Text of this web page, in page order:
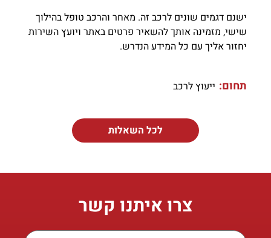
ישנם דגמים שונים לרכב זה. מאחר והרכב טופל בהילוך
שישי, מזמינה אותך להשאיר פרטים באתר ויועץ השירות
יחזור אליך עם כל המידע הנדרש.
תחום: ייעוץ לרכב
לכל השאלות
צרו איתנו קשר